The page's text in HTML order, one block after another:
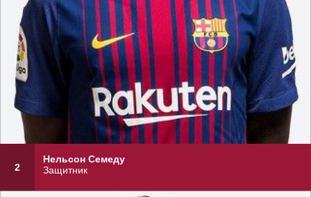
2
Нельсон Семеду
Защитник